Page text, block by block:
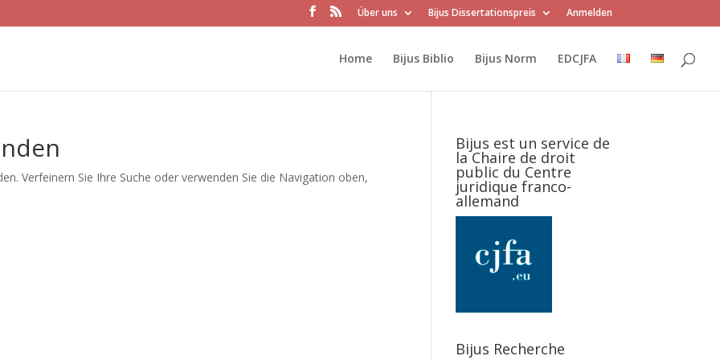
Über uns Bijus Dissertationspreis Anmelden
Home Bijus Biblio Bijus Norm EDCJFA
Verfeinern Sie Ihre Suche oder verwenden Sie die Navigation oben,
Bijus est un service de
la Chaire de droit
public du Centre
juridique franco-
allemand
Bijus Recherche